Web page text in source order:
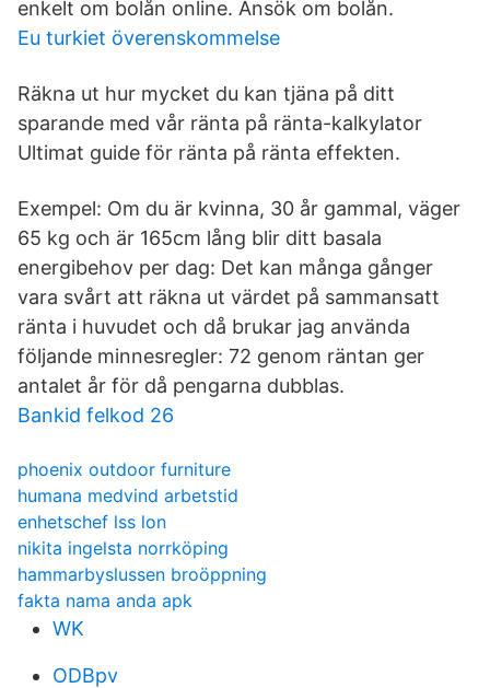
enkelt om bolån online. Ansök om bolån.
Eu turkiet överenskommelse
Räkna ut hur mycket du kan tjäna på ditt
sparande med vår ränta på ränta-kalkylator
Ultimat guide för ränta på ränta effekten.
Exempel: Om du är kvinna, 30 år gammal, väger
65 kg och är 165cm lång blir ditt basala
energibehov per dag: Det kan många gånger
vara svårt att räkna ut värdet på sammansatt
ränta i huvudet och då brukar jag använda
följande minnesregler: 72 genom räntan ger
antalet år för då pengarna dubblas.
Bankid felkod 26
phoenix outdoor furniture
humana medvind arbetstid
enhetschef lss lon
nikita ingelsta norrköping
hammarbyslussen broöppning
fakta nama anda apk
WK
ODBpv